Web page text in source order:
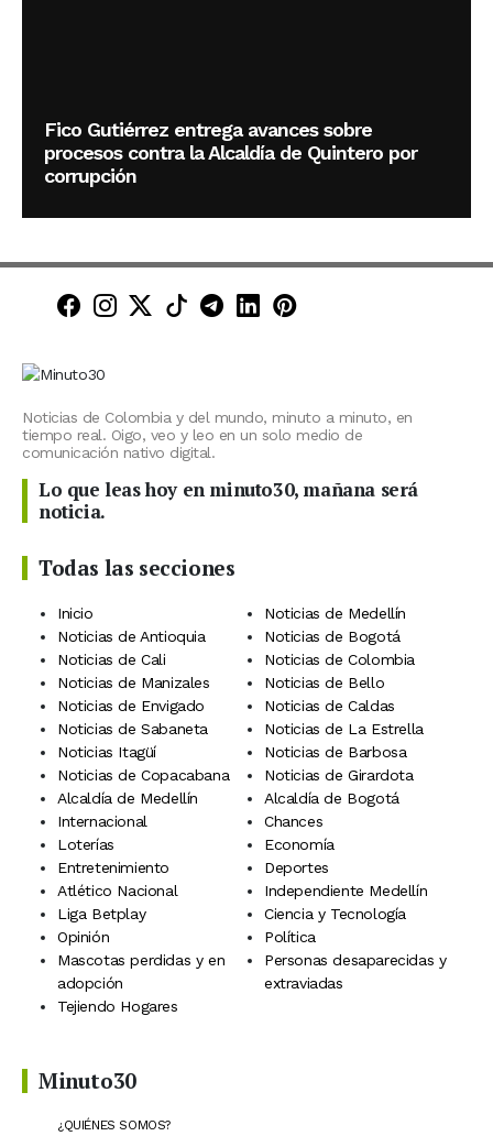
Fico Gutiérrez entrega avances sobre
procesos contra la Alcaldía de Quintero por
corrupción
Minuto30 en Facebook
Minuto30 en Instagram
Minuto30 en X (Twitter)
Minuto30 en TikTok
Canal de Minuto30 en
Minuto30 en LinkedIn
Minuto30 en
Noticias de Colombia y del mundo, minuto a minuto, en
tiempo real. Oigo, veo y leo en un solo medio de
comunicación nativo digital.
Lo que leas hoy en minuto30, mañana será
noticia.
Todas las secciones
Inicio
Noticias de Medellín
Noticias de Antioquia
Noticias de Bogotá
Noticias de Cali
Noticias de Colombia
Noticias de Manizales
Noticias de Bello
Noticias de Envigado
Noticias de Caldas
Noticias de Sabaneta
Noticias de La Estrella
Noticias Itagüí
Noticias de Barbosa
Noticias de Copacabana
Noticias de Girardota
Alcaldía de Medellín
Alcaldía de Bogotá
Internacional
Chances
Loterías
Economía
Entretenimiento
Deportes
Atlético Nacional
Independiente Medellín
Liga Betplay
Ciencia y Tecnología
Opinión
Política
Mascotas perdidas y en
adopción
Personas desaparecidas y
extraviadas
Tejiendo Hogares
Minuto30
¿QUIÉNES SOMOS?